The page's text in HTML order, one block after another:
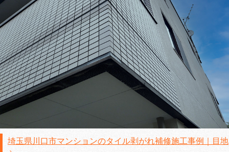
埼玉県川口市マンションのタイル剥がれ補修施工事例｜目地